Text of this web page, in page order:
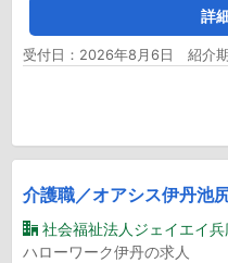
詳
受付日：2026年8月6日 紹介
介護職／オアシス伊丹池
社会福祉法人ジェイエイ
ハローワーク伊丹の求人